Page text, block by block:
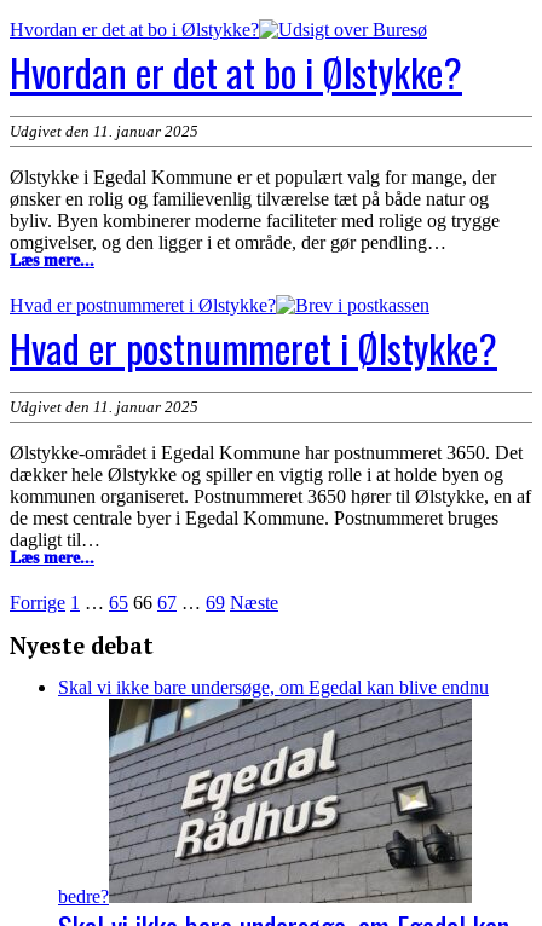
er
Ølstykke?
Hvordan er det at bo i Ølstykke?
Hvordan er det at bo i Ølstykke?
Udgivet den 11. januar 2025
Ølstykke i Egedal Kommune er et populært valg for mange, der
ønsker en rolig og familievenlig tilværelse tæt på både natur og
byliv. Byen kombinerer moderne faciliteter med rolige og trygge
omgivelser, og den ligger i et område, der gør pendling…
Læs mere...Hvordan
det
at
i
Ølstykke?
Hvad er postnummeret i Ølstykke?
Hvad er postnummeret i Ølstykke?
Udgivet den 11. januar 2025
Ølstykke-området i Egedal Kommune har postnummeret 3650. Det
dækker hele Ølstykke og spiller en vigtig rolle i at holde byen og
kommunen organiseret. Postnummeret 3650 hører til Ølstykke, en af
de mest centrale byer i Egedal Kommune. Postnummeret bruges
dagligt til…
Læs mere...Hvad
postnummeret
i
Ølstykke?
Indlægsinddeling
Forrige 1 … 65 66 67 … 69 Næste
Nyeste debat
Skal vi ikke bare undersøge, om Egedal kan blive endnu
bedre?